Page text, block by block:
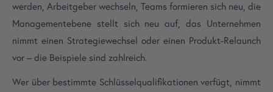
werden, Arbeitgeber wechseln, Teams formieren sich neu, die
Managementebene stellt sich neu auf, das Unternehmen
nimmt einen Strategiewechsel oder einen Produkt-Relaunch
vor – die Beispiele sind zahlreich.
Wer über bestimmte Schlüsselqualifikationen verfügt, nimmt